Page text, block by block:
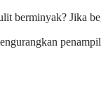
berminyak? Jika